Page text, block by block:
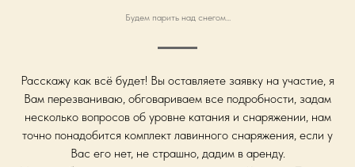
Будем парить над снегом...
Расскажу как всё будет! Вы оставляете заявку на участие, я
Вам перезваниваю, обговариваем все подробности, задам
несколько вопросов об уровне катания и снаряжении, нам
точно понадобится комплект лавинного снаряжения, если у
Вас его нет, не страшно, дадим в аренду.